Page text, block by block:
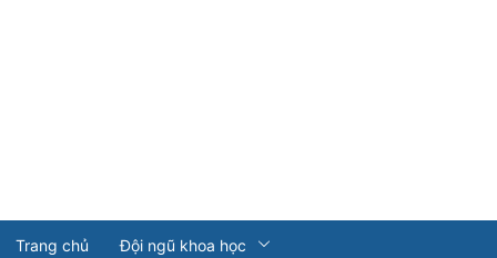
Trang chủ Đội ngũ khoa học